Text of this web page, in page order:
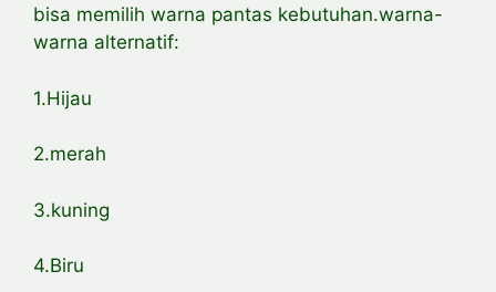
bisa memilih warna pantas kebutuhan.warna-
warna alternatif:
1.Hijau
2.merah
3.kuning
4.Biru